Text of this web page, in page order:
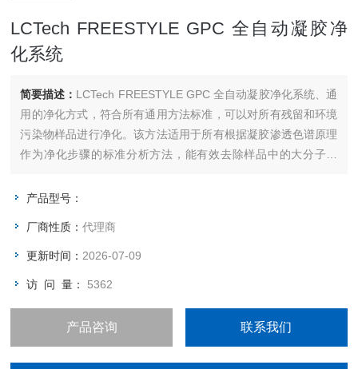
LCTech FREESTYLE GPC 全自动凝胶净
化系统
简要描述： LCTech FREESTYLE GPC 全自动凝胶净化系统、通
用的净化方式，符合所有通用方法标准，可以对所有残留和环境
污染物样品进行净化。该方法适用于所有根据凝胶渗透色谱原理
作为净化步骤的标准分析方法，能有效去除样品中的大分子基
产品型号：
厂商性质：代理商
更新时间： 2026-07-09
访 问 量： 5362
产品咨询 联系我们